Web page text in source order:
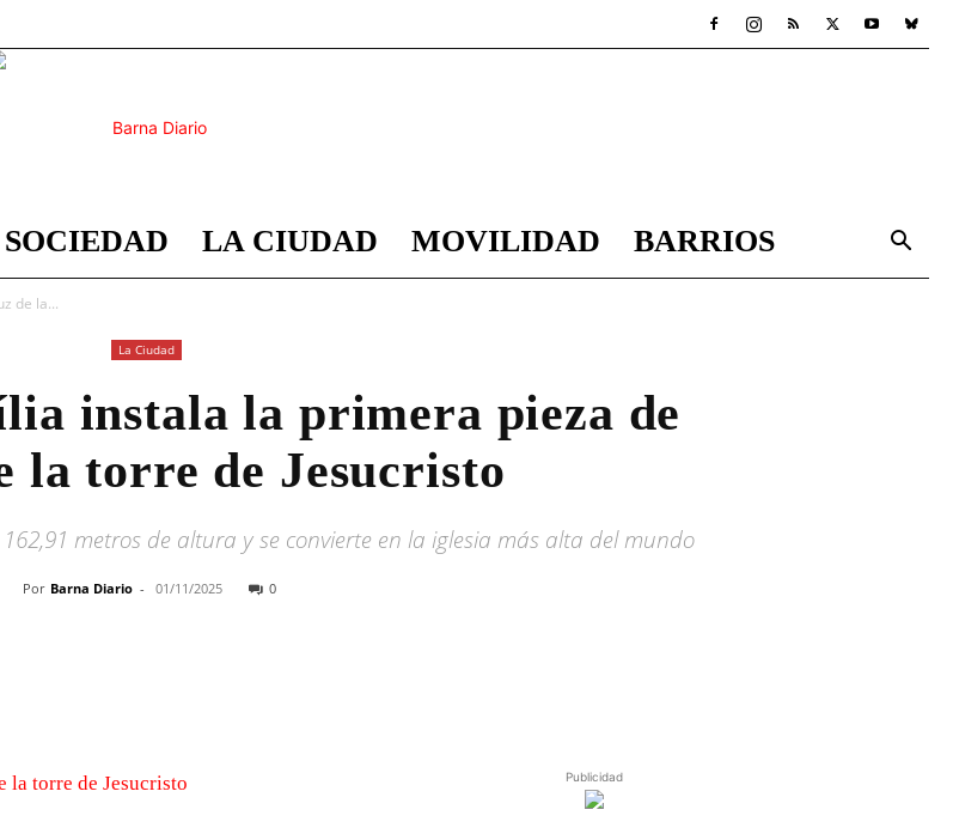
Barna
SOCIEDAD LA CIUDAD MOVILIDAD BARRIOS
de la...
La Ciudad
instala la primera pieza de
la torre de Jesucristo
metros de altura y se convierte en la iglesia más alta del mundo
Por Barna Diario - 01/11/2025 0
Publicidad